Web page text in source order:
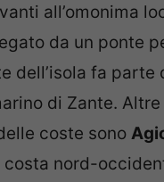
all’omonima
da un ponte
dell’isola fa parte
di Zante.
coste sono
nord-